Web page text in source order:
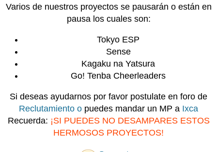
Varios de nuestros proyectos se pausarán o están en
pausa los cuales son:
Tokyo ESP
Sense
Kagaku na Yatsura
Go! Tenba Cheerleaders
Si deseas ayudarnos por favor postulate en foro de
Reclutamiento o puedes mandar un MP a Ixca
Recuerda: ¡SI PUEDES NO DESAMPARES ESTOS
HERMOSOS PROYECTOS!